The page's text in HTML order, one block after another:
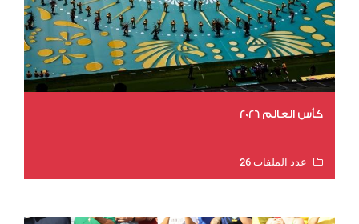
كأس العالم 2026
عدد الملفات 26